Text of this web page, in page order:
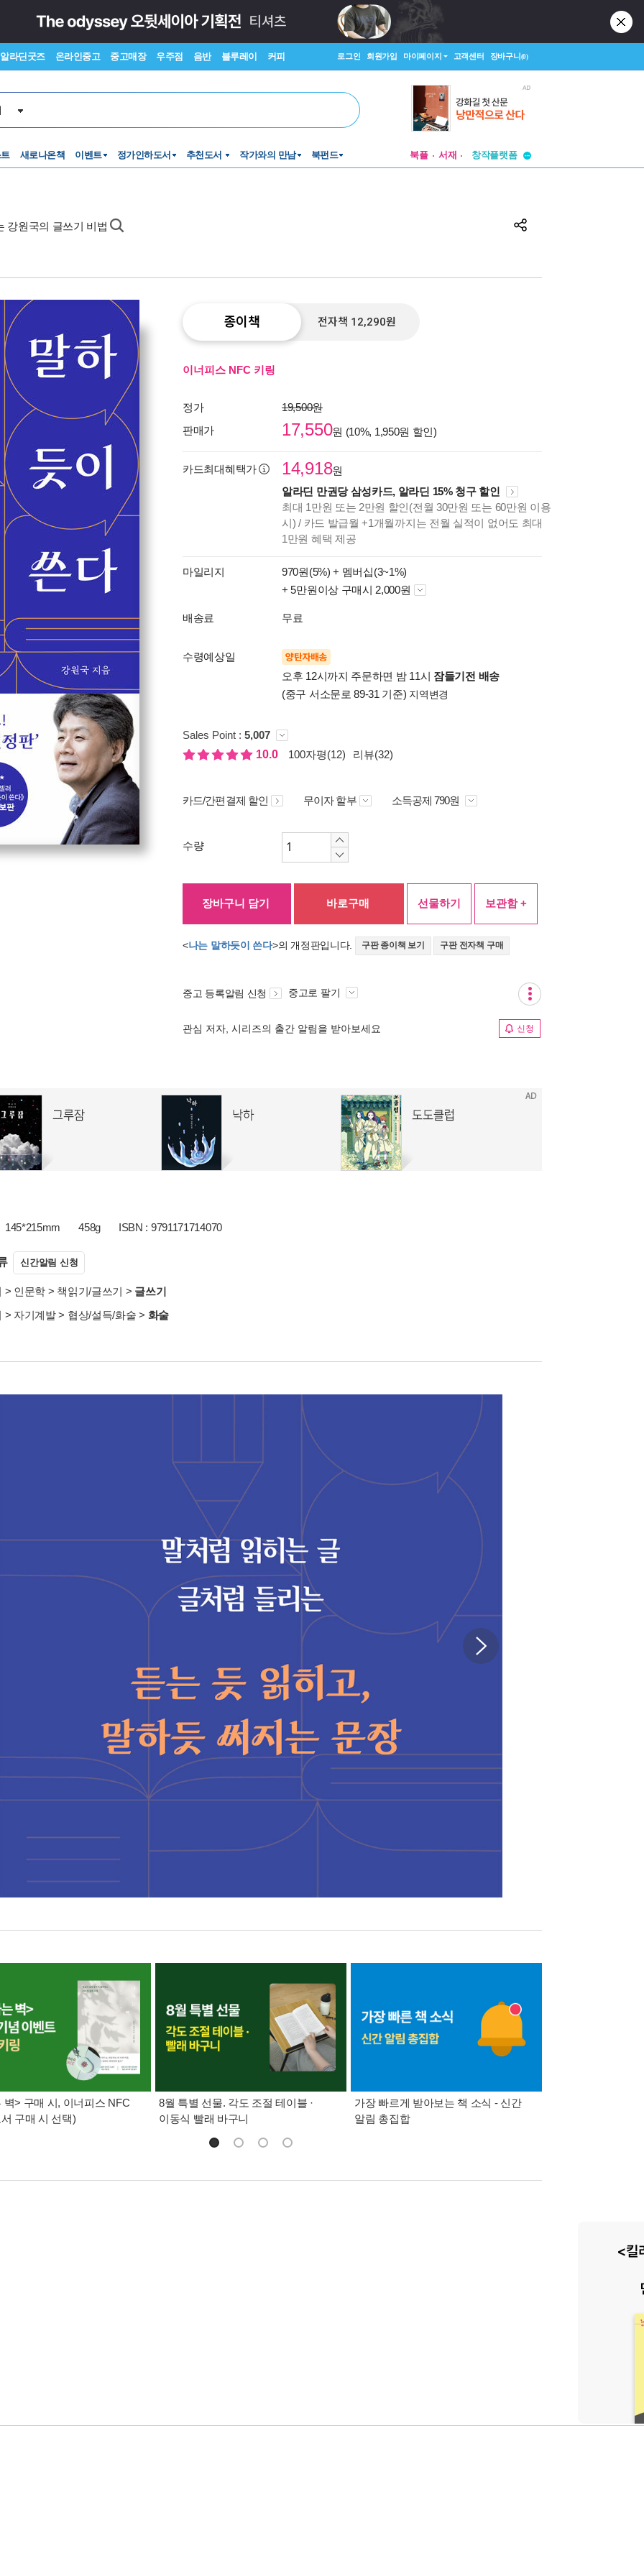
알라딘굿즈 온라인중고 중고매장 우주점 음반 블루레이 커피 로그인 회원가입 마이페이지 고객센터 장바구니(0)
새로나온책 이벤트 정가인하도서 추천도서 작가와의 만남 북펀드 북플 서재
창작플랫폼
강원국의 글쓰기 비법
종이책 전자책 12,290원
이너피스 NFC 키링
정가
19,500원
판매가
17,550원 (10%, 1,950원 할인)
카드최대혜택가 14,918원
알라딘 만권당 삼성카드, 알라딘 15% 청구 할인
최대 1만원 또는 2만원 할인(전월 30만원 또는 60만원 이용
시) / 카드 발급월 +1개월까지는 전월 실적이 없어도 최대
1만원 혜택 제공
마일리지 970원(5%) + 멤버십(3~1%)
+ 5만원이상 구매시 2,000원
배송료 무료
수령예상일 양탄자배송
오후 12시까지 주문하면 밤 11시 잠들기전 배송
(중구 서소문로 89-31 기준) 지역변경
Sales Point : 5,007
10.0
100자평(12) 리뷰(32)
카드/간편결제 할인 무이자 할부 소득공제 790원
수량
장바구니 담기 바로구매 선물하기 보관함 +
<나는 말하듯이 쓴다>의 개정판입니다. 구판 종이책 보기 구판 전자책 구매
중고 등록알림 신청 중고로 팔기
관심 저자, 시리즈의 출간 알림을 받아보세요 신청
145*215mm 458g ISBN : 9791171714070
신간알림 신청
> 인문학 > 책읽기/글쓰기 > 글쓰기
> 자기계발> 협상/설득/화술 > 화술
벽> 구매 시, 이너피스 NFC
구매 시 선택)
8월 특별 선물. 각도 조절 테이블 ·
이동식 빨래 바구니
가장 빠르게 받아보는 책 소식 - 신간
알림 총집합